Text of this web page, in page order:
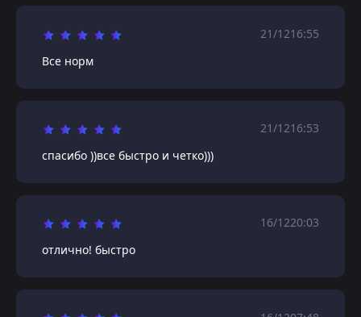
21/1216:55
Все норм
21/1216:53
спасибо ))все быстро и четко)))
16/1220:03
отлично! быстро